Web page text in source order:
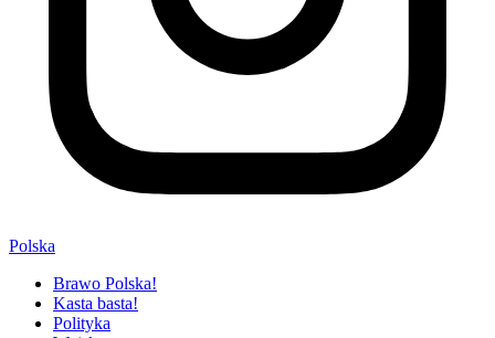
Polska
Brawo Polska!
Kasta basta!
Polityka